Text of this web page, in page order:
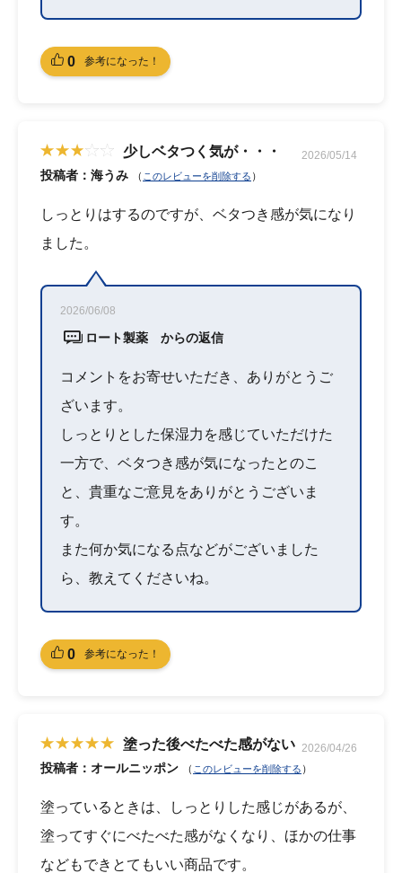
0 参考になった！
少しベタつく気が・・・ 2026/05/14
投稿者：海うみ （ このレビューを削除する ）
しっとりはするのですが、ベタつき感が気になり
ました。
ロート製薬 からの返信
2026/06/08
コメントをお寄せいただき、ありがとうご
ざいます。
しっとりとした保湿力を感じていただけた
一方で、ベタつき感が気になったとのこ
と、貴重なご意見をありがとうございま
す。
また何か気になる点などがございました
ら、教えてくださいね。
0 参考になった！
塗った後べたべた感がない 2026/04/26
投稿者：オールニッポン （ このレビューを削除する ）
塗っているときは、しっとりした感じがあるが、
塗ってすぐにべたべた感がなくなり、ほかの仕事
などもできとてもいい商品です。